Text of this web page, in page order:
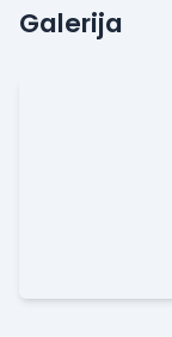
Galerija